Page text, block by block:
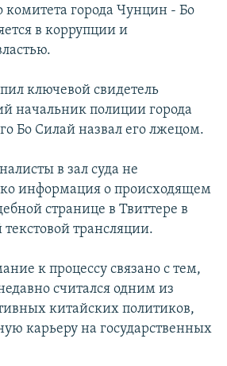
комитета города Чунцин - Бо
в коррупции и
ключевой свидетель
начальник полиции города
Бо Силай назвал его лжецом.
в зал суда не
информация о происходящем
странице в Твиттере в
трансляции.
к процессу связано с тем,
считался одним из
китайских политиков,
карьеру на государственных